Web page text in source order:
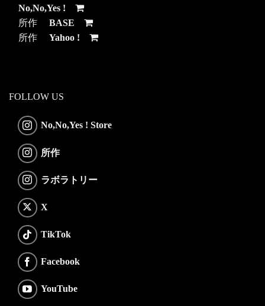
No,No,Yes !
所作 BASE
所作 Yahoo !
FOLLOW US
No,No,Yes ! Store
所作
ラボラトリー
X
TikTok
Facebook
YouTube